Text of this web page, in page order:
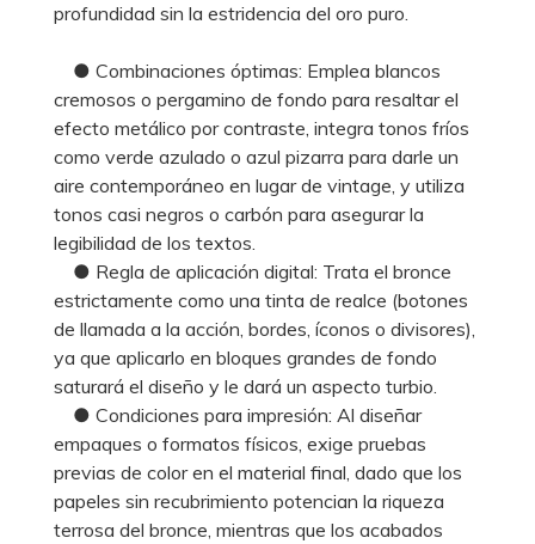
profundidad sin la estridencia del oro puro.
● Combinaciones óptimas: Emplea blancos
cremosos o pergamino de fondo para resaltar el
efecto metálico por contraste, integra tonos fríos
como verde azulado o azul pizarra para darle un
aire contemporáneo en lugar de vintage, y utiliza
tonos casi negros o carbón para asegurar la
legibilidad de los textos.
● Regla de aplicación digital: Trata el bronce
estrictamente como una tinta de realce (botones
de llamada a la acción, bordes, íconos o divisores),
ya que aplicarlo en bloques grandes de fondo
saturará el diseño y le dará un aspecto turbio.
● Condiciones para impresión: Al diseñar
empaques o formatos físicos, exige pruebas
previas de color en el material final, dado que los
papeles sin recubrimiento potencian la riqueza
terrosa del bronce, mientras que los acabados